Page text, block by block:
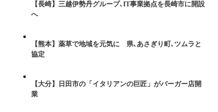
【長崎】三越伊勢丹グループ､IT事業拠点を長崎市に開設
へ
【熊本】薬草で地域を元気に 県､あさぎり町､ツムラと
協定
【大分】日田市の「イタリアンの巨匠」がバーガー店開
業